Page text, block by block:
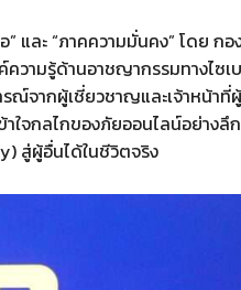
” และ “ภาคความมั่นคง” โดย ก
วามรู้ด้านอาชญากรรมทางไซ
ณ์จากผู้เชี่ยวชาญและเจ้าหน้าที่
ใจกลไกของภัยออนไลน์อย่างลึ
สู่ผู้อื่นได้ในชีวิตจริง